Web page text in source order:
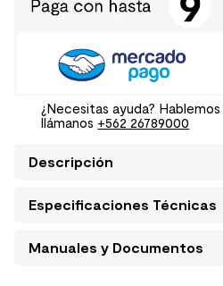
¿Necesitas ayuda? Hablemos
llámanos +562 26789000
Descripción
Especificaciones Técnicas
Manuales y Documentos